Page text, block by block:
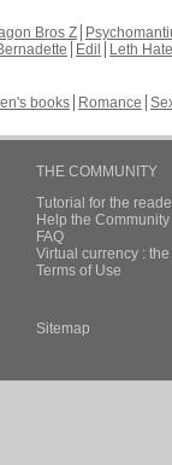
Bros Z
Edil
Leth Hate
books Romance
THE COMMUNITY
Tutorial for the
Help the
FAQ
Virtual currency :
Terms of Use
Sitemap